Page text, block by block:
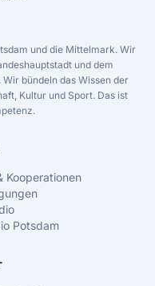
und die Mittelmark. Wir
und dem
bündeln das Wissen der
Kultur und Sport. Das ist
Kooperationen
Potsdam